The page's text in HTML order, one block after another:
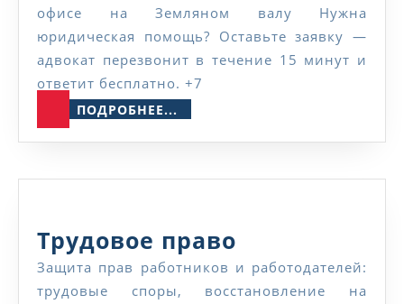
офисе на Земляном валу Нужна
юридическая помощь? Оставьте заявку —
адвокат перезвонит в течение 15 минут и
ответит бесплатно. +7
ПОДРОБНЕЕ...
Трудовое право
право
Защита прав работников и работодателей:
трудовые споры, восстановление на